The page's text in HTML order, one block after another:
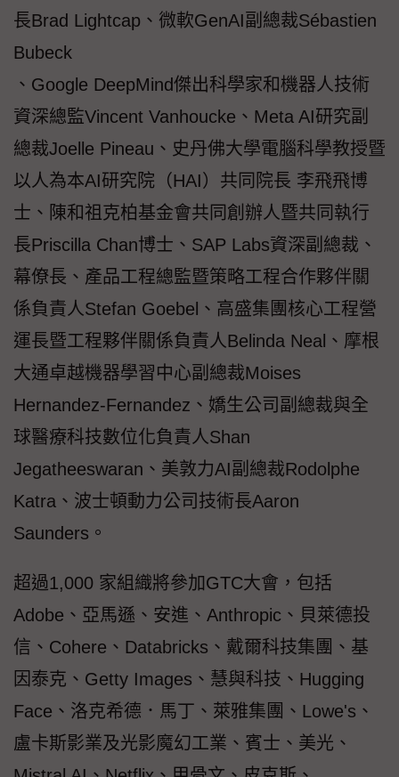
長Brad Lightcap、微軟GenAI副總裁Sébastien
Bubeck
、Google DeepMind傑出科學家和機器人技術
資深總監Vincent Vanhoucke、Meta AI研究副
總裁Joelle Pineau、史丹佛大學電腦科學教授暨
以人為本AI研究院（HAI）共同院長 李飛飛博
士、陳和祖克柏基金會共同創辦人暨共同執行
長Priscilla Chan博士、SAP Labs資深副總裁、
幕僚長、產品工程總監暨策略工程合作夥伴關
係負責人Stefan Goebel、高盛集團核心工程營
運長暨工程夥伴關係負責人Belinda Neal、摩根
大通卓越機器學習中心副總裁Moises
Hernandez-Fernandez、嬌生公司副總裁與全
球醫療科技數位化負責人Shan
Jegatheeswaran、美敦力AI副總裁Rodolphe
Katra、波士頓動力公司技術長Aaron
Saunders。
超過1,000 家組織將參加GTC大會，包括
Adobe、亞馬遜、安進、Anthropic、貝萊德投
信、Cohere、Databricks、戴爾科技集團、基
因泰克、Getty Images、慧與科技、Hugging
Face、洛克希德．馬丁、萊雅集團、Lowe's、
盧卡斯影業及光影魔幻工業、賓士、美光、